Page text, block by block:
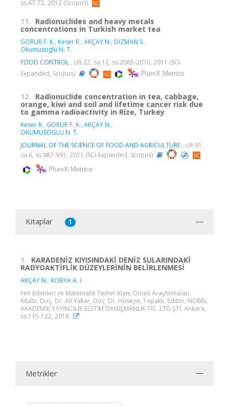
ss.67-72, 2012 (Scopus)
11. Radionuclides and heavy metals
concentrations in Turkish market tea
GORUR F. K., Keser R., AKÇAY N., DİZMAN S.,
Okumusoglu N. T.
FOOD CONTROL , cilt.22, sa.12, ss.2065-2070, 2011 (SCI-
Expanded, Scopus)
PlumX Metrics
12. Radionuclide concentration in tea, cabbage,
orange, kiwi and soil and lifetime cancer risk due
to gamma radioactivity in Rize, Turkey
Keser R., GORUR F. K., AKÇAY N.,
OKUMUSOGLU N. T.
JOURNAL OF THE SCIENCE OF FOOD AND AGRICULTURE , cilt.91,
sa.6, ss.987-991, 2011 (SCI-Expanded, Scopus)
PlumX Metrics
Kitaplar 1
1. KARADENİZ KIYISINDAKİ DENİZ SULARINDAKİ
RADYOAKTİFLİK DÜZEYLERİNİN BELİRLENMESİ
AKÇAY N., KOBYA A. İ.
Fen Bilimleri ve Matematik Temel Alanı Örnek Araştırmaları
Kitabı, Doç. Dr. Ali Yakar, Doç. Dr. Hüseyin Topaklı, Editör, NOBEL
AKADEMİK YAYINCILIK EĞİTİM DANIŞMANLIK TİC. LTD.ŞTİ, Ankara,
ss.115-122, 2018
Metrikler